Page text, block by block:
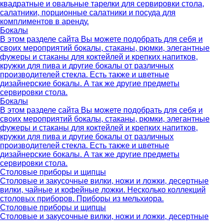
квадратные и овальные тарелки для сервировки стола,
салатники, порционные салатники и посуда для
комплиментов в аренду.
Бокалы
В этом разделе сайта Вы можете подобрать для себя и
своих мероприятий бокалы, стаканы, рюмки, элегантные
фужеры и стаканы для коктейлей и крепких напитков,
кружки для пива и другие бокалы от различных
производителей стекла. Есть также и цветные
дизайнерские бокалы. А так же другие предметы
сервировки стола.
Бокалы
В этом разделе сайта Вы можете подобрать для себя и
своих мероприятий бокалы, стаканы, рюмки, элегантные
фужеры и стаканы для коктейлей и крепких напитков,
кружки для пива и другие бокалы от различных
производителей стекла. Есть также и цветные
дизайнерские бокалы. А так же другие предметы
сервировки стола.
Столовые приборы и щипцы
Столовые и закусочные вилки, ножи и ложки, десертные
вилки, чайные и кофейные ложки. Несколько коллекций
столовых приборов. Приборы из мельхиора.
Столовые приборы и щипцы
Столовые и закусочные вилки, ножи и ложки, десертные